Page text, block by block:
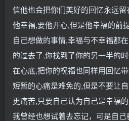
信他也会把你们美好的回忆永远
他幸福,要他开心,但是他幸福的前
自己想做的事情,幸福与不幸福都
的过去了,你找到了你的另一半的
在心底,把你的祝福也同样用回忆
短暂的心痛是难免的,但是不要让
更痛苦,只要自己认为自己是幸福
我曾经也想试着去忘记，可是自